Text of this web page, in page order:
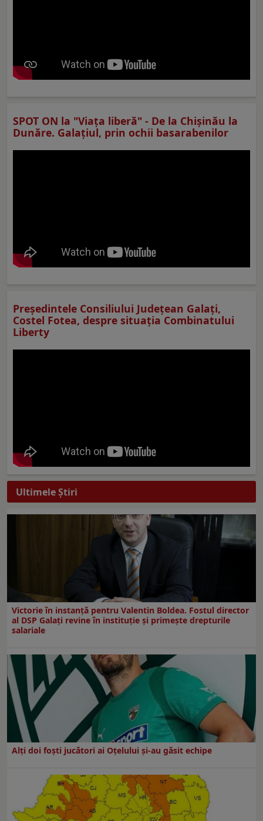
SPOT ON la "Viaţa liberă" - De la Chișinău la
Dunăre. Galațiul, prin ochii basarabenilor
Preşedintele Consiliului Judeţean Galaţi,
Costel Fotea, despre situaţia Combinatului
Liberty
Ultimele Ştiri
Victorie în instanță pentru Valentin Boldea. Fostul director
al DSP Galați revine în instituție și primește drepturile
salariale
Alți doi foști jucători ai Oțelului și-au găsit echipe